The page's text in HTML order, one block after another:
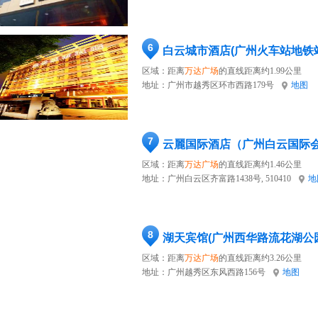
6 白云城市酒店(广州火车站地铁
区域：距离万达广场的直线距离约1.99公里
地址： 广州市越秀区环市西路179号 地图
7
区域：距离万达广场的直线距离约1.46公里
地址： 广州白云区齐富路1438号, 510410
8 湖天宾馆(广州西华路流花湖公
区域：距离万达广场的直线距离约3.26公里
地址： 广州越秀区东风西路156号 地图